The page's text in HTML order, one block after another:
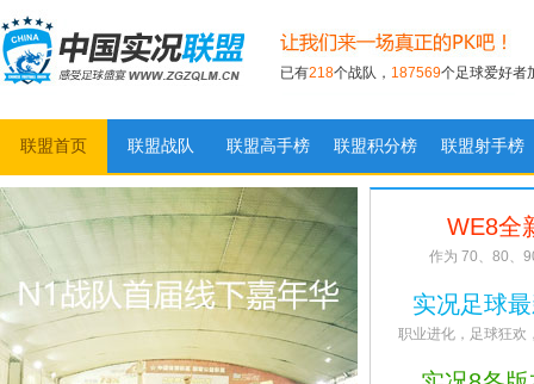
实况足球联盟
已有218个战队， 187569个足球爱好者
联盟首页 联盟战队 联盟高手榜 联盟积分榜 联盟射手榜
WE8全
作为 70、80、
实况足球
职业进化，足球狂欢